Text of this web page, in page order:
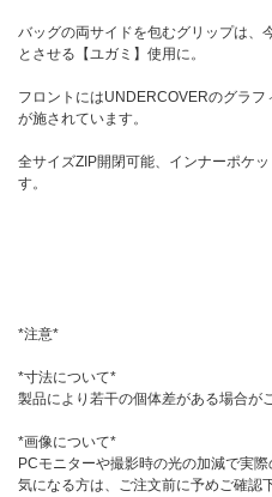
バッグの両サイドを包むグリップは、
とさせる【ユガミ】使用に。
フロントにはUNDERCOVERのグラ
が施されています。
全サイズZIP開閉可能、インナーポケ
す。
*注意*
*寸法について*
製品により若干の個体差がある場合が
*画像について*
PCモニターや撮影時の光の加減で実
気になる方は、ご注文前に予めご確認